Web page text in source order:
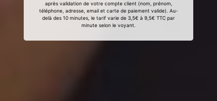
après validation de votre compte client (nom, prénom,
téléphone, adresse, email et carte de paiement valide). Au-
delà des 10 minutes, le tarif varie de 3,5€ à 9,5€ TTC par
minute selon le voyant.